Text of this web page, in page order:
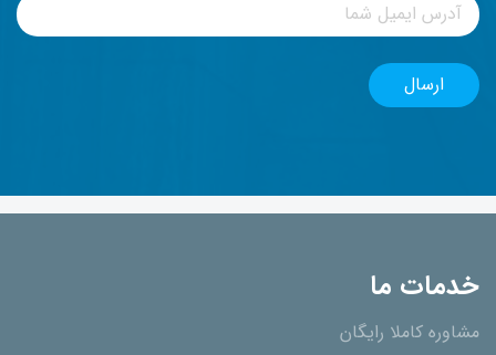
خدمات ما
مشاوره کاملا رایگان